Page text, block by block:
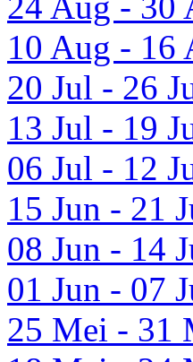
10 Aug - 16
20 Jul - 26
13 Jul - 19
06 Jul - 12
15 Jun - 21
08 Jun - 14
01 Jun - 07
25 Mei - 31